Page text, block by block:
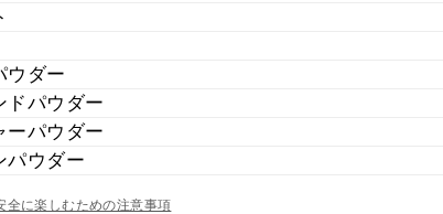
ウダー
ドパウダー
ーパウダー
パウダー
全に楽しむための注意事項